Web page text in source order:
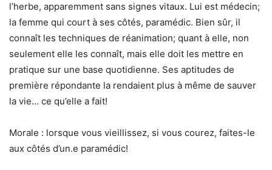
l’herbe, apparemment sans signes vitaux. Lui est médecin;
la femme qui court à ses côtés, paramédic. Bien sûr, il
connaît les techniques de réanimation; quant à elle, non
seulement elle les connaît, mais elle doit les mettre en
pratique sur une base quotidienne. Ses aptitudes de
première répondante la rendaient plus à même de sauver
la vie… ce qu’elle a fait!
Morale : lorsque vous vieillissez, si vous courez, faites-le
aux côtés d’un.e paramédic!